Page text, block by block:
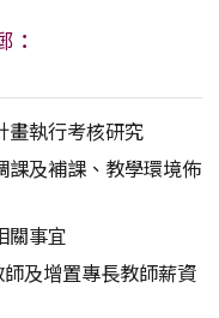
：
畫執行考核研究
課及補課、教學環境佈
關事宜
及增置專長教師薪資